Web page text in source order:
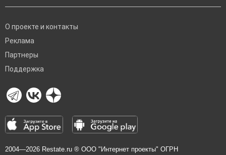
О проекте и контакты
Реклама
Партнеры
Поддержка
2004—2026 Restate.ru ® ООО "Интернет проекты" ОГРН